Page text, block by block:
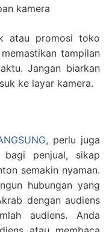
kamera
atau promosi toko
tampilan
Jangan biarkan
ke layar kamera.
, perlu juga
bagi penjual, sikap
semakin nyaman.
hubungan yang
dengan audiens
audiens. Anda